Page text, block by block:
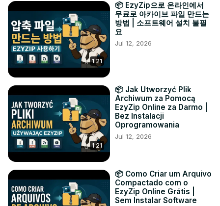
1:21
📦 EzyZip으로 온라인에서
무료로 아카이브 파일 만드는
방법 | 소프트웨어 설치 불필
요
Jul 12, 2026
1:21
📦 Jak Utworzyć Plik
Archiwum za Pomocą
EzyZip Online za Darmo |
Bez Instalacji
Oprogramowania
Jul 12, 2026
📦 Como Criar um Arquivo
Compactado com o
EzyZip Online Grátis |
Sem Instalar Software